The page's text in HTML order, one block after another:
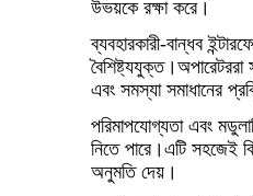
উভয়কে রক্ষা করে।
ব্যবহারকারী-বান্ধব
এবং সমস্যা সমাধানের
পরিমাপযোগ্যতা এবং
নিতে পারে।এটি সহজেই
অনুমতি দেয়।